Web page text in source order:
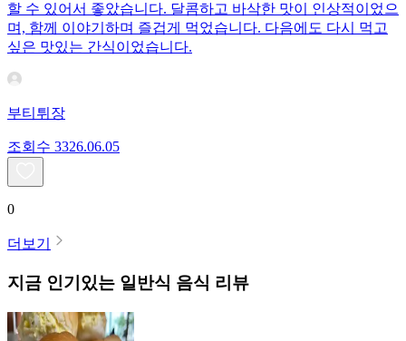
할 수 있어서 좋았습니다. 달콤하고 바삭한 맛이 인상적이었으
며, 함께 이야기하며 즐겁게 먹었습니다. 다음에도 다시 먹고
싶은 맛있는 간식이었습니다.
부티튀장
조회수 3326.06.05
0
더보기
지금 인기있는 일반식 음식 리뷰